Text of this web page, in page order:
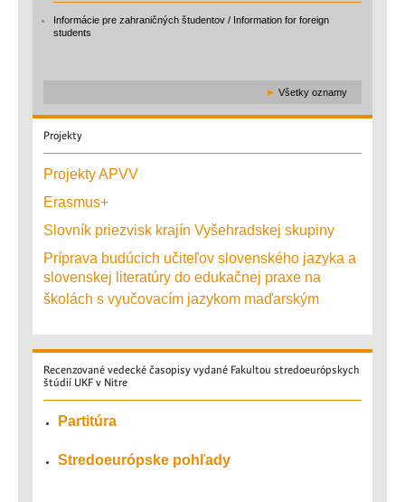
Informácie pre zahraničných študentov / Information for foreign
students
► Všetky oznamy
Projekty
Projekty APVV
Erasmus+
Slovník priezvisk krajín Vyšehradskej skupiny
Príprava budúcich učiteľov slovenského jazyka a
slovenskej literatúry do edukačnej praxe na
školách s vyučovacím jazykom maďarským
Recenzované vedecké časopisy vydané Fakultou stredoeurópskych
štúdií UKF v Nitre
Partitúra
Stredoeurópske pohľady